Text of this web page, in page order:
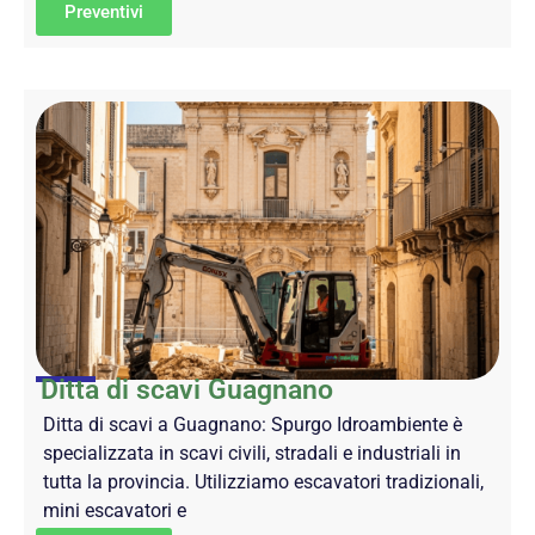
Preventivi
Ditta di scavi Guagnano
Ditta di scavi a Guagnano: Spurgo Idroambiente è
specializzata in scavi civili, stradali e industriali in
tutta la provincia. Utilizziamo escavatori tradizionali,
mini escavatori e